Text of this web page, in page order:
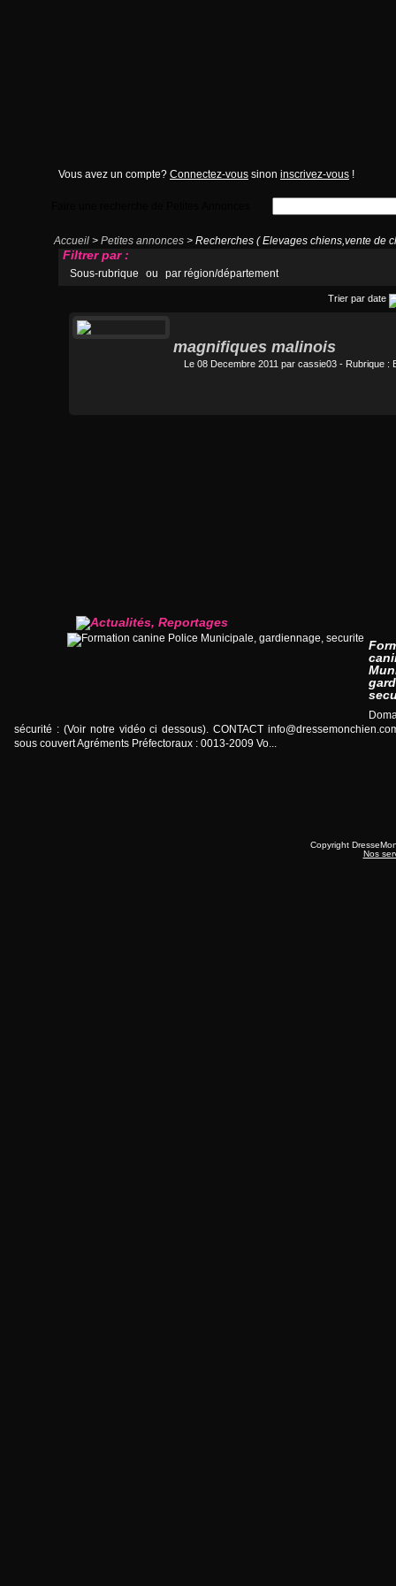
Vous avez un compte? Connectez-vous sinon inscrivez-vous !
Accueil > Petites annonces > Recherches ( Elevages chiens,vente de
Filtrer par :
Sous-rubrique ou par région/département
Trier par date
magnifiques malinois
Le 08 Decembre 2011 par cassie03 - Rubrique :
sécurité : (Voir notre vidéo ci dessous). CONTACT
sous couvert Agréments Préfectoraux : 0013-2009 Vo...
Copyright
Nos